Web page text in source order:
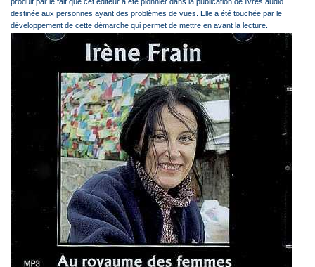
destinée aux personnes ayant des problèmes de vues. Elle a été touchée par le
développement de cette démarche qui permet de mettre en avant la lecture.